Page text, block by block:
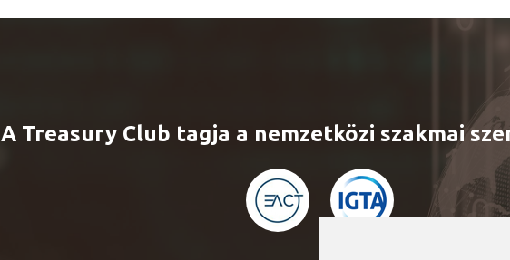
A Treasury Club tagja a nemzetközi szakmai